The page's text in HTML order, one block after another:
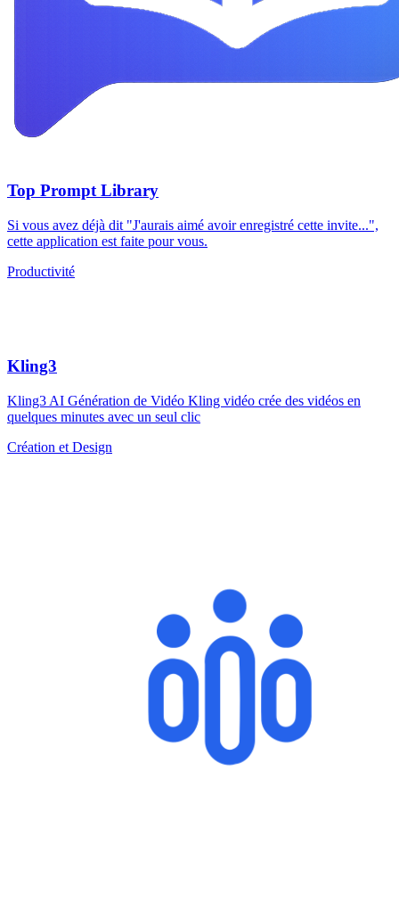
Top Prompt Library
Si vous avez déjà dit "J'aurais aimé avoir enregistré cette invite...",
cette application est faite pour vous.
Productivité
Kling3
Kling3 AI Génération de Vidéo Kling vidéo crée des vidéos en
quelques minutes avec un seul clic
Création et Design